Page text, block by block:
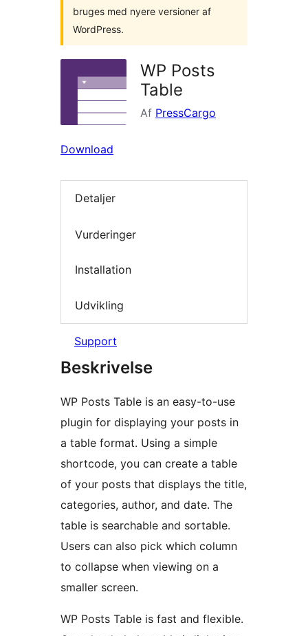
bruges med nyere versioner af
WordPress.
WP Posts
Table
Af PressCargo
Download
Detaljer
Vurderinger
Installation
Udvikling
Support
Beskrivelse
WP Posts Table is an easy-to-use
plugin for displaying your posts in
a table format. Using a simple
shortcode, you can create a table
of your posts that displays the title,
categories, author, and date. The
table is searchable and sortable.
Users can also pick which column
to collapse when viewing on a
smaller screen.
WP Posts Table is fast and flexible.